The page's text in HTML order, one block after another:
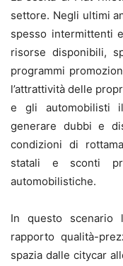
settore. Negli ultimi
spesso intermittenti
risorse disponibili,
programmi
l’attrattività delle
e gli automobilisti
generare dubbi e
condizioni di
statali e sconti
automobilistiche.
In questo scenario
rapporto qualità-
spazia dalle citycar